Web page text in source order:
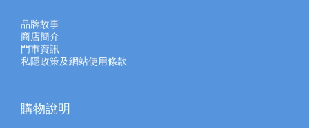
品牌故事
商店簡介
門市資訊
私隱政策及網站使用條款
購物說明